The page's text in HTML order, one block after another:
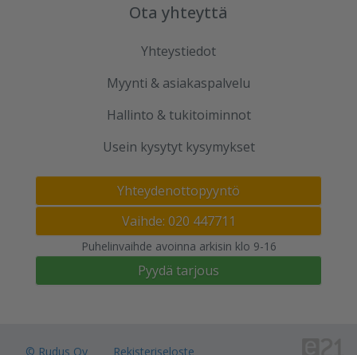
Ota yhteyttä
Yhteystiedot
Myynti & asiakaspalvelu
Hallinto & tukitoiminnot
Usein kysytyt kysymykset
Yhteydenottopyyntö
Vaihde: 020 447711
Puhelinvaihde avoinna arkisin klo 9-16
Pyydä tarjous
© Rudus Oy Rekisteriseloste